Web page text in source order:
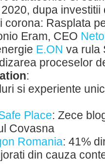
dupa investitii
corona: Rasplata
Eram, CEO
E.ON va rula
proceselor
:
si experiente
Place: Zece
Covasna
Romania: 41%
din cauza